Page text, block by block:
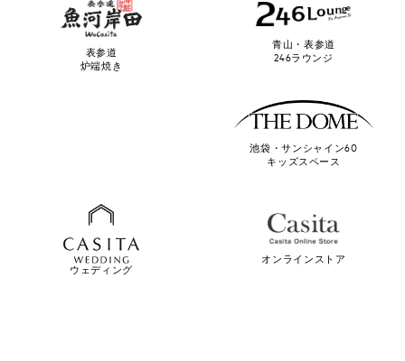
表参道
炉端焼き
青山・表参道
246ラウンジ
池袋・サンシャイン60
キッズスペース
ウェディング
オンラインストア